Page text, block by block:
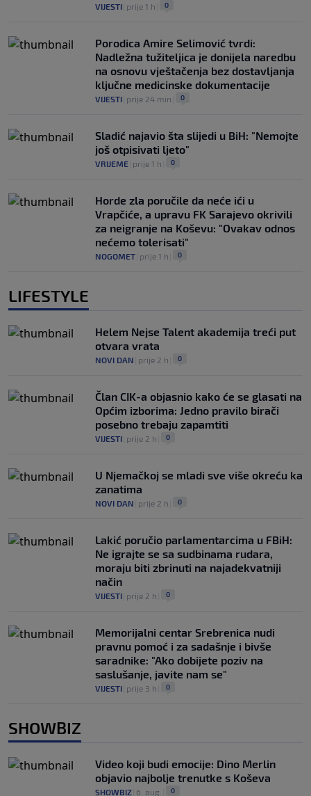
VIJESTI prije 1 h 0
Porodica Amire Selimović tvrdi:
Nadležna tužiteljica je donijela naredbu
na osnovu vještačenja bez dostavljanja
ključne medicinske dokumentacije
VIJESTI prije 24 min 0
Sladić najavio šta slijedi u BiH: "Nemojte
još otpisivati ljeto"
VRIJEME prije 1 h 0
Horde zla poručile da neće ići u
Vrapčiće, a upravu FK Sarajevo okrivili
za neigranje na Koševu: "Ovakav odnos
nećemo tolerisati"
NOGOMET prije 1 h 0
LIFESTYLE
Helem Nejse Talent akademija treći put
otvara vrata
NOVI DAN prije 2 h 0
Član CIK-a objasnio kako će se glasati na
Općim izborima: Jedno pravilo birači
posebno trebaju zapamtiti
VIJESTI prije 2 h 0
U Njemačkoj se mladi sve više okreću ka
zanatima
NOVI DAN prije 2 h 0
Lakić poručio parlamentarcima u FBiH:
Ne igrajte se sa sudbinama rudara,
moraju biti zbrinuti na najadekvatniji
način
VIJESTI prije 2 h 0
Memorijalni centar Srebrenica nudi
pravnu pomoć i za sadašnje i bivše
saradnike: "Ako dobijete poziv na
saslušanje, javite nam se"
VIJESTI prije 3 h 0
SHOWBIZ
Video koji budi emocije: Dino Merlin
objavio najbolje trenutke s Koševa
SHOWBIZ 6. aug. 0